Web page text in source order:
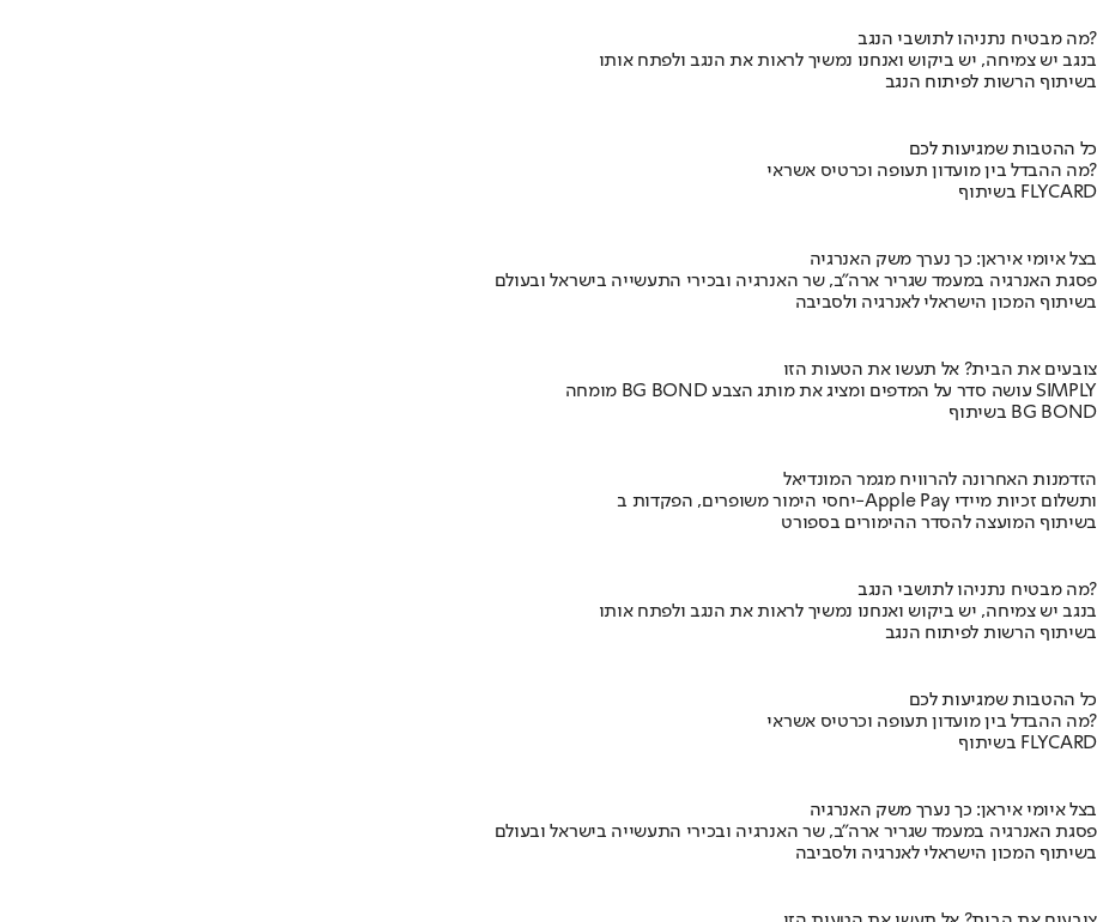
מה מבטיח נתניהו לתושבי הנגב?
בנגב יש צמיחה, יש ביקוש ואנחנו נמשיך לראות את הנגב ולפתח אותו
בשיתוף הרשות לפיתוח הנגב
כל ההטבות שמגיעות לכם
מה ההבדל בין מועדון תעופה וכרטיס אשראי?
בשיתוף FLYCARD
בצל איומי איראן: כך נערך משק האנרגיה
פסגת האנרגיה במעמד שגריר ארה"ב, שר האנרגיה ובכירי התעשייה בישראל ובעולם
בשיתוף המכון הישראלי לאנרגיה ולסביבה
צובעים את הבית? אל תעשו את הטעות הזו
מומחה BG BOND עושה סדר על המדפים ומציג את מותג הצבע SIMPLY
בשיתוף BG BOND
הזדמנות האחרונה להרוויח מגמר המונדיאל
יחסי הימור משופרים, הפקדות ב-Apple Pay ותשלום זכיות מיידי
בשיתוף המועצה להסדר ההימורים בספורט
מה מבטיח נתניהו לתושבי הנגב?
בנגב יש צמיחה, יש ביקוש ואנחנו נמשיך לראות את הנגב ולפתח אותו
בשיתוף הרשות לפיתוח הנגב
כל ההטבות שמגיעות לכם
מה ההבדל בין מועדון תעופה וכרטיס אשראי?
בשיתוף FLYCARD
בצל איומי איראן: כך נערך משק האנרגיה
פסגת האנרגיה במעמד שגריר ארה"ב, שר האנרגיה ובכירי התעשייה בישראל ובעולם
בשיתוף המכון הישראלי לאנרגיה ולסביבה